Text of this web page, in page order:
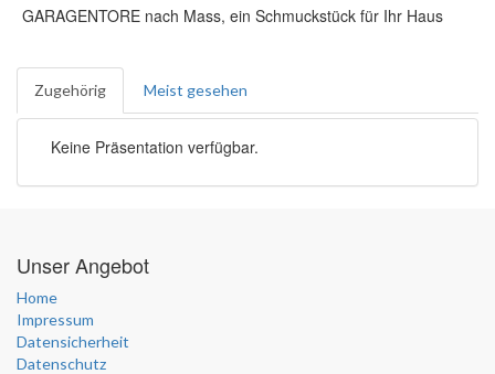
GARAGENTORE nach Mass, ein Schmuckstück für Ihr Haus
Zugehörig Meist gesehen
Keine Präsentation verfügbar.
Unser Angebot
Home
Impressum
Datensicherheit
Datenschutz